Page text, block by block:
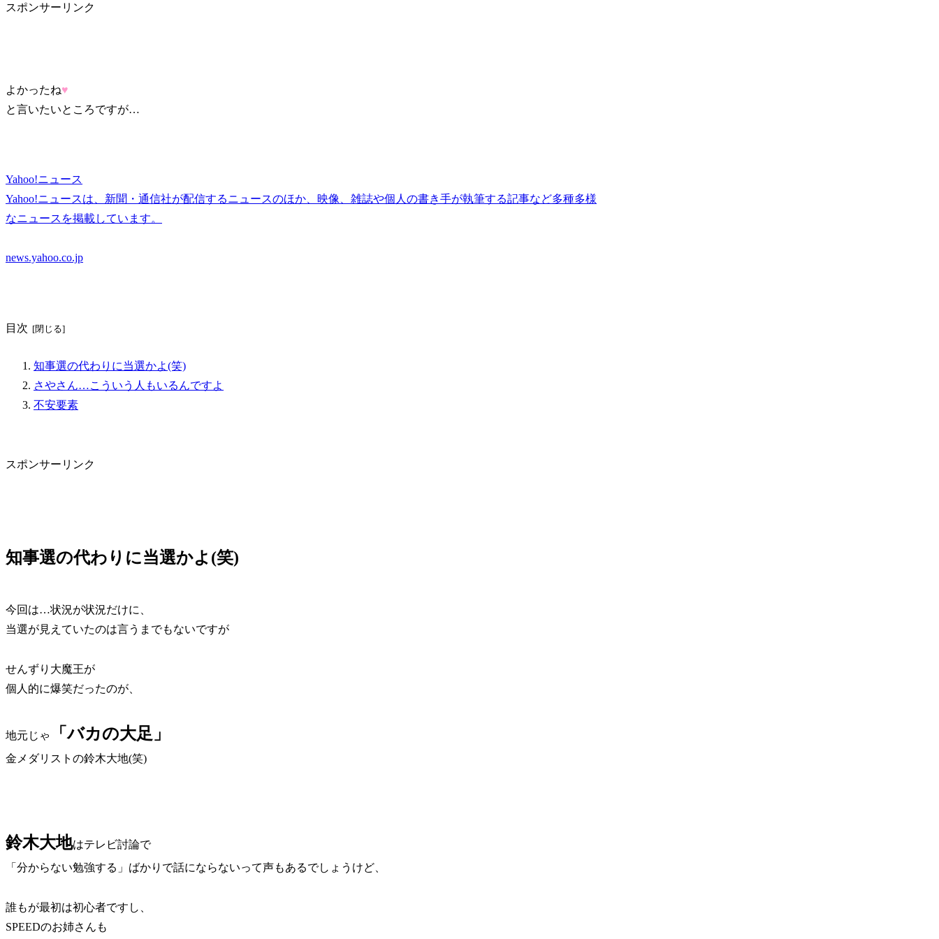
スポンサーリンク
よかったね♥
と言いたいところですが…
Yahoo!ニュース
Yahoo!ニュースは、新聞・通信社が配信するニュースのほか、映像、雑誌や個人の書き手が執筆する記事など多種多様
なニュースを掲載しています。
news.yahoo.co.jp
目次
知事選の代わりに当選かよ(笑)
さやさん…こういう人もいるんですよ
不安要素
スポンサーリンク
知事選の代わりに当選かよ(笑)
今回は…状況が状況だけに、
当選が見えていたのは言うまでもないですが
せんずり大魔王が
個人的に爆笑だったのが、
地元じゃ 「バカの大足」
金メダリストの鈴木大地(笑)
鈴木大地はテレビ討論で
「分からない勉強する」ばかりで話にならないって声もあるでしょうけど、
誰もが最初は初心者ですし、
SPEEDのお姉さんも